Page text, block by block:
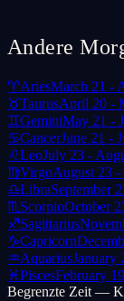
Andere
♈AriesMarch 21 -
♉TaurusApril 20 -
♊GeminiMay 21 -
♋CancerJune 21 -
♌LeoJuly 23 -
♍VirgoAugust 23 -
♎LibraSeptember
♏ ScorpioOctober
♐Sagittarius
♑Capricorn
♒AquariusJanuary
♓PiscesFebruary
Begrenzte Zeit —